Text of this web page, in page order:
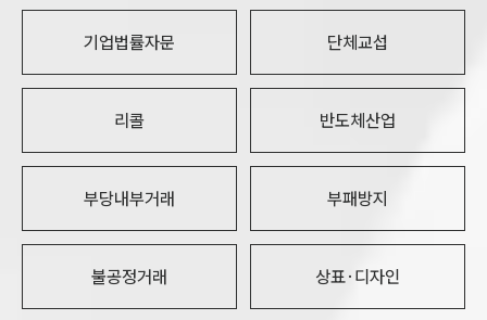
기업법률자문 단체교섭
리콜 반도체산업
부당내부거래 부패방지
불공정거래 상표·디자인